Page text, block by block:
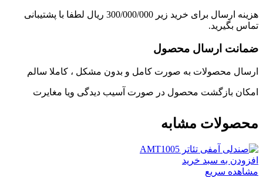
هزینه ارسال برای خرید زیر 300/000/000 ریال لطفا با پشتیبانی
تماس بگیرید.
ضمانت ارسال محصول
ارسال محصولات به صورت کامل و بدون مشکل ، کاملا سالم
امکان بازگشت محصول در صورت آسیب دیدگی ویا مغایرت
محصولات مشابه
افزودن به سبد خرید
مشاهده سریع